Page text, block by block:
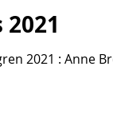
2021 : Anne